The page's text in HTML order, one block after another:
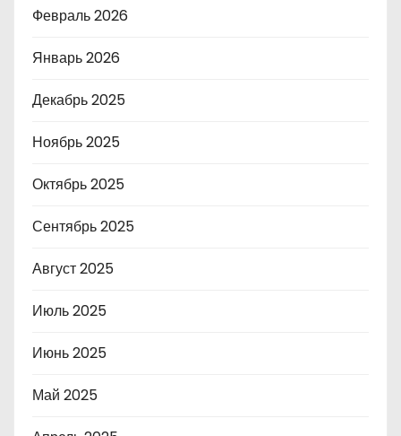
Февраль 2026
Январь 2026
Декабрь 2025
Ноябрь 2025
Октябрь 2025
Сентябрь 2025
Август 2025
Июль 2025
Июнь 2025
Май 2025